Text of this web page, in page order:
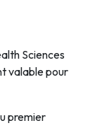
Sciences
valable pour
premier